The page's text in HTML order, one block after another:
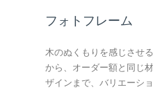
フォトフレーム
木のぬくもりを感じさせ
から、オーダー額と同じ
ザインまで、バリエーシ